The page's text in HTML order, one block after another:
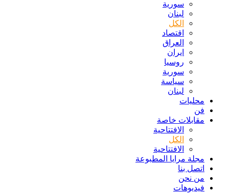
سورية
لبنان
الكل
اقتصاد
العراق
ايران
روسيا
سورية
سياسة
لبنان
محليات
فن
مقابلات خاصة
الافتتاحیة
الكل
الافتتاحیة
مجلة مرايا المطبوعة
اتصل بنا
من نحن
فيديوهات